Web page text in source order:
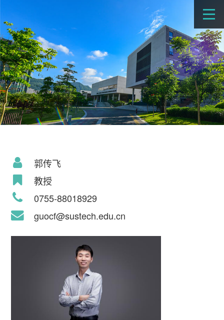
郭传飞
教授
0755-88018929
guocf@sustech.edu.cn